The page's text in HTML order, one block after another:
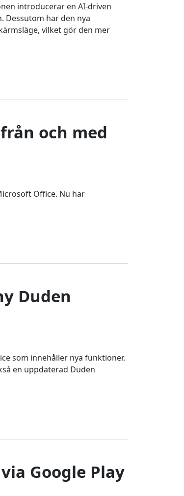
introducerar en AI-driven
har den nya
vilket gör den mer
och med
Office. Nu har
Duden
som innehåller nya funktioner.
en uppdaterad Duden
Google Play